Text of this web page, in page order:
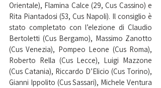
Orientale), Flamina Calce (29, Cus Cassino) e
Rita Piantadosi (53, Cus Napoli). Il consiglio è
stato completato con l’elezione di Claudio
Bertoletti (Cus Bergamo), Massimo Zanotto
(Cus Venezia), Pompeo Leone (Cus Roma),
Roberto Rella (Cus Lecce), Luigi Mazzone
(Cus Catania), Riccardo D’Elicio (Cus Torino),
Gianni Ippolito (Cus Sassari), Michele Ventura